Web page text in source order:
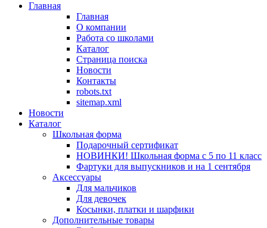
Главная
Главная
О компании
Работа со школами
Каталог
Страница поиска
Новости
Контакты
robots.txt
sitemap.xml
Новости
Каталог
Школьная форма
Подарочный сертификат
НОВИНКИ! Школьная форма с 5 по 11 класс
Фартуки для выпускников и на 1 сентября
Аксессуары
Для мальчиков
Для девочек
Косынки, платки и шарфики
Дополнительные товары